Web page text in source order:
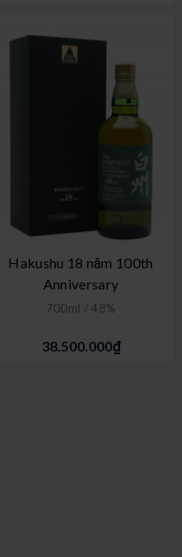
Hakushu 18 năm 100th
Anniversary
700ml / 48%
38.500.000₫